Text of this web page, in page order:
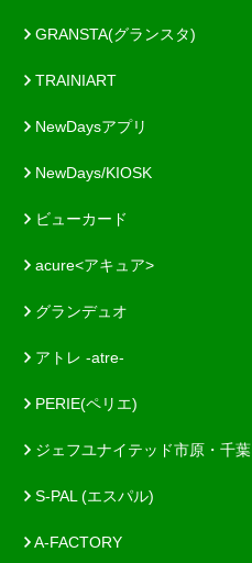
GRANSTA(グランスタ)
TRAINIART
NewDaysアプリ
NewDays/KIOSK
ビューカード
acure<アキュア>
グランデュオ
アトレ -atre-
PERIE(ペリエ)
ジェフユナイテッド市原・千葉
S-PAL (エスパル)
A-FACTORY